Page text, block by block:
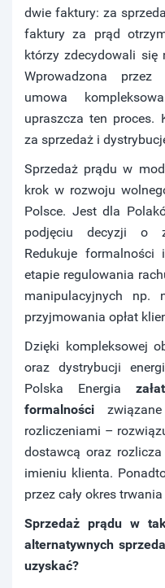
dwie faktury: za
faktury za prąd
którzy zdecydowali się
Wprowadzona
umowa
upraszcza ten proces.
za sprzedaż i
Sprzedaż prądu w
krok w rozwoju
Polsce. Jest dla
podjęciu decyzji o
Redukuje
etapie regulowania
manipulacyjnych np.
przyjmowania opłat
Dzięki kompleksowej
oraz dystrybucji
Polska Energia
formalności
rozliczeniami –
dostawcą oraz
imieniu klienta.
przez cały okres
Sprzedaż prądu w
alternatywnych
uzyskać?